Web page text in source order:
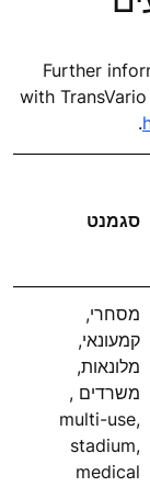
Further
with
.
סגמנט
מסחרי,
קמעונאי,
מלונאות,
משרדים ,
multi-use,
stadium,
medical